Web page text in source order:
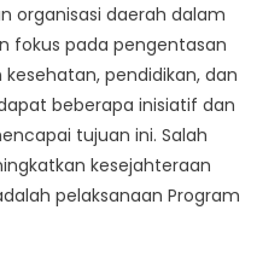
organisasi daerah dalam
fokus pada pengentasan
pendidikan, dan
beberapa inisiatif dan
tujuan ini. Salah
kesejahteraan
pelaksanaan Program